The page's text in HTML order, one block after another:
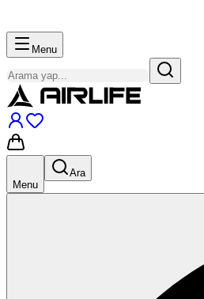
Menu
Menu
Ara